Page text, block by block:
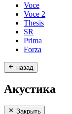
Voce
Voce 2
Thesis
SR
Prima
Forza
назад
Акустика
Закрыть